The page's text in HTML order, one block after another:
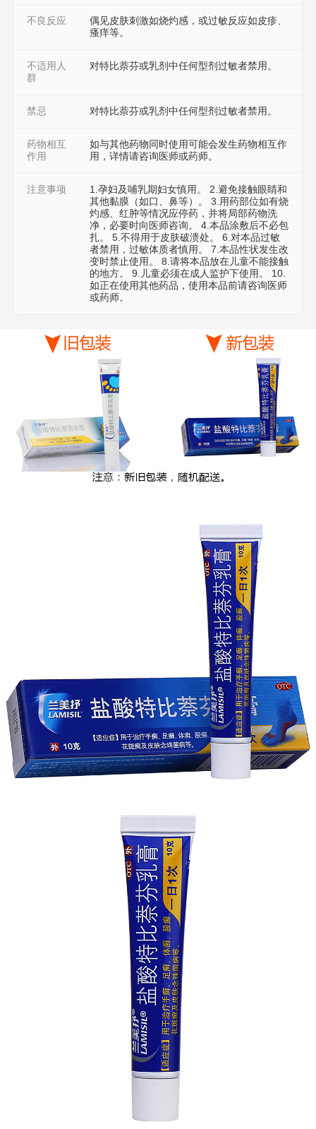
不良反应
偶见皮肤刺激如烧灼感，或过敏反应如皮疹、
瘙痒等。
不适用人
群
对特比萘芬或乳剂中任何型剂过敏者禁用。
禁忌 对特比萘芬或乳剂中任何型剂过敏者禁用。
药物相互
作用
如与其他药物同时使用可能会发生药物相互作
用，详情请咨询医师或药师。
注意事项
1.孕妇及哺乳期妇女慎用。 2.避免接触眼睛和
其他黏膜（如口、鼻等）。 3.用药部位如有烧
灼感、红肿等情况应停药，并将局部药物洗
净，必要时向医师咨询。 4.本品涂敷后不必包
扎。 5.不得用于皮肤破溃处。 6.对本品过敏
者禁用，过敏体质者慎用。 7.本品性状发生改
变时禁止使用。 8.请将本品放在儿童不能接触
的地方。 9.儿童必须在成人监护下使用。 10.
如正在使用其他药品，使用本品前请咨询医师
或药师。